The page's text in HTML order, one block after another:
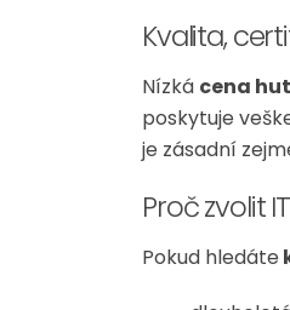
Kvalita,
Nízká cena
poskytuje
je zásadní
Proč zvolit
Pokud hledáte